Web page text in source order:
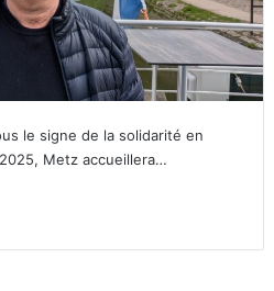
le signe de la solidarité en
Metz accueillera…